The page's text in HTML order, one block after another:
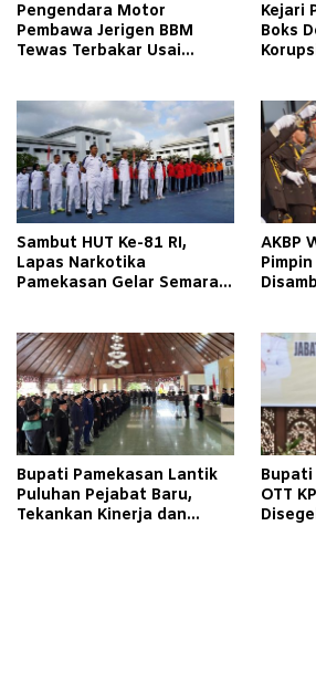
Pengendara Motor
Pembawa Jerigen BBM
Tewas Terbakar Usai
Pamekasan
Kejari
Boks
Sambut HUT Ke-81 RI,
Lapas Narkotika
Pamekasan Gelar Semarak
AKBP
Bupati Pamekasan Lantik
Puluhan Pejabat Baru,
Tekankan Kinerja dan
Bupati
OTT